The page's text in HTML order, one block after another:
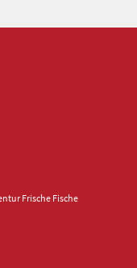
Frische Fische